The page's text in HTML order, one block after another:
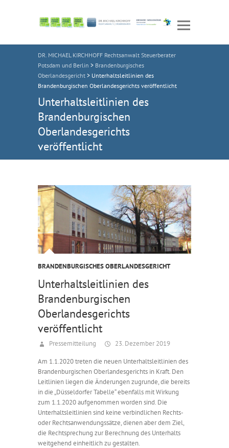
DR. MICHAEL KIRCHHOFF Rechtsanwalt Steuerberater
Potsdam und Berlin > Brandenburgisches
Oberlandesgericht > Unterhaltsleitlinien des
Brandenburgischen Oberlandesgerichts veröffentlicht
Unterhaltsleitlinien des
Brandenburgischen
Oberlandesgerichts
veröffentlicht
BRANDENBURGISCHES OBERLANDESGERICHT
Unterhaltsleitlinien des
Brandenburgischen
Oberlandesgerichts
veröffentlicht
Pressemitteilung 23. Dezember 2019
Am 1.1.2020 treten die neuen Unterhaltsleitlinien des
Brandenburgischen Oberlandesgerichts in Kraft. Den
Leitlinien liegen die Änderungen zugrunde, die bereits
in die „Düsseldorfer Tabelle“ ebenfalls mit Wirkung
zum 1.1.2020 aufgenommen worden sind. Die
Unterhaltsleitlinien sind keine verbindlichen Rechts-
oder Rechtsanwendungssätze, dienen aber dem Ziel,
die Rechtsprechung zur Berechnung des Unterhalts
weitgehend einheitlich zu gestalten.